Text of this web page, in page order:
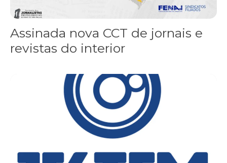
Assinada nova CCT de jornais e
revistas do interior
Sindicato leva reivindicações à TV TEM, denunciada de cometer